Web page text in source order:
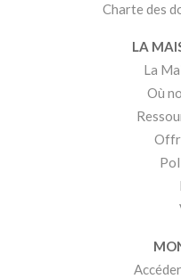
Charte des
LA
La
Où